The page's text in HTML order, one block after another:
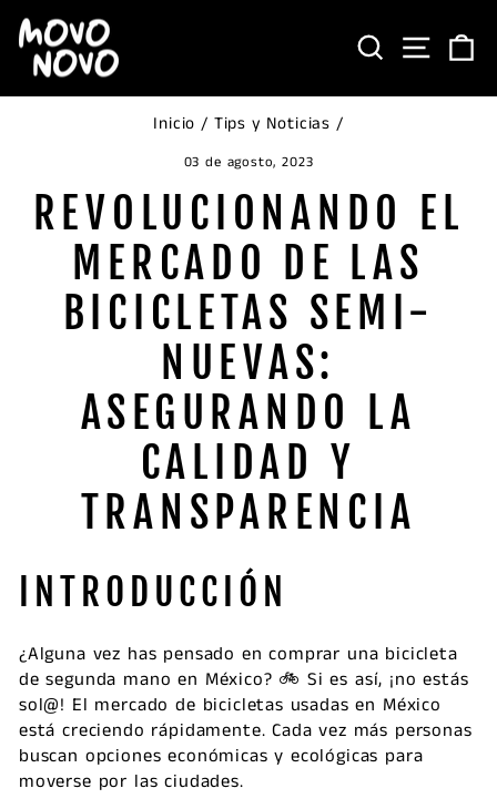
directamente
BUSCAR
Inicio / Tips y Noticias /
03 de agosto, 2023
REVOLUCIONANDO EL
MERCADO DE LAS
BICICLETAS SEMI-
NUEVAS:
ASEGURANDO LA
CALIDAD Y
TRANSPARENCIA
INTRODUCCIÓN
¿Alguna vez has pensado en comprar una bicicleta
de segunda mano en México? 🚲 Si es así, ¡no estás
sol@! El mercado de bicicletas usadas en México
está creciendo rápidamente. Cada vez más personas
buscan opciones económicas y ecológicas para
moverse por las ciudades.